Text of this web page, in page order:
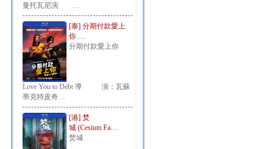
曼托瓦尼演 …
[泰] 分期付款愛上
你 …
分期付款愛上你
Love You to Debt 導 演：瓦蘇
蒂克特皮奇…
[港] 焚
城 (Cesium Fa…
焚城